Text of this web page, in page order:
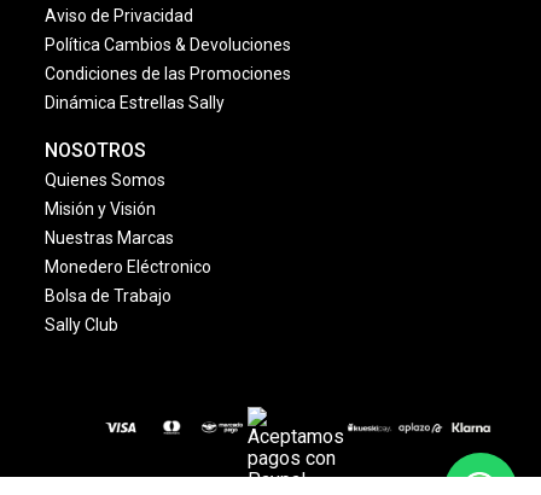
Aviso de Privacidad
Política Cambios & Devoluciones
Condiciones de las Promociones
Dinámica Estrellas Sally
NOSOTROS
Quienes Somos
Misión y Visión
Nuestras Marcas
Monedero Eléctronico
Bolsa de Trabajo
Sally Club